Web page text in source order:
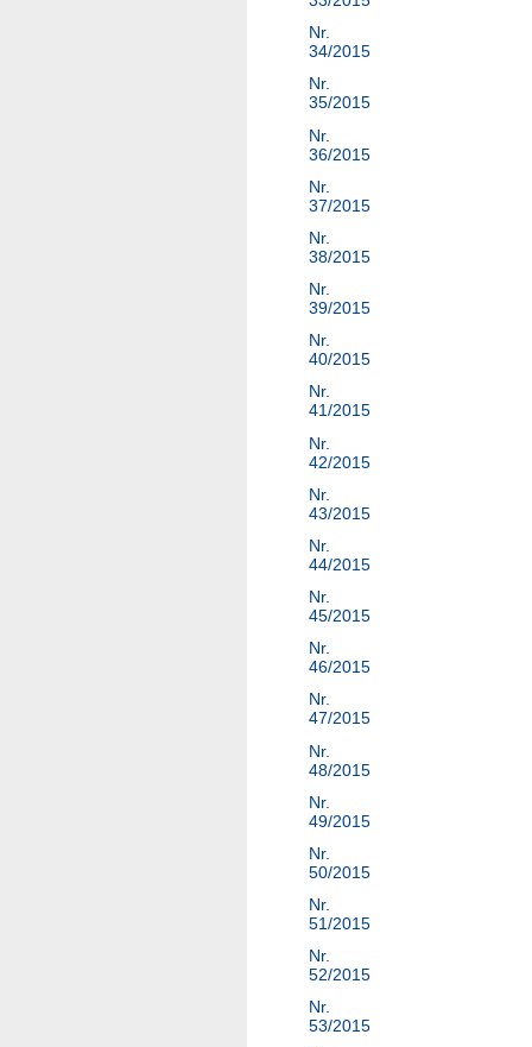
Nr.
34/2015
Nr.
35/2015
Nr.
36/2015
Nr.
37/2015
Nr.
38/2015
Nr.
39/2015
Nr.
40/2015
Nr.
41/2015
Nr.
42/2015
Nr.
43/2015
Nr.
44/2015
Nr.
45/2015
Nr.
46/2015
Nr.
47/2015
Nr.
48/2015
Nr.
49/2015
Nr.
50/2015
Nr.
51/2015
Nr.
52/2015
Nr.
53/2015